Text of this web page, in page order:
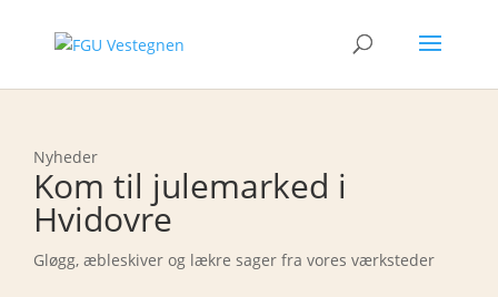
Nyheder
Kom til julemarked i
Hvidovre
Gløgg, æbleskiver og lækre sager fra vores værksteder